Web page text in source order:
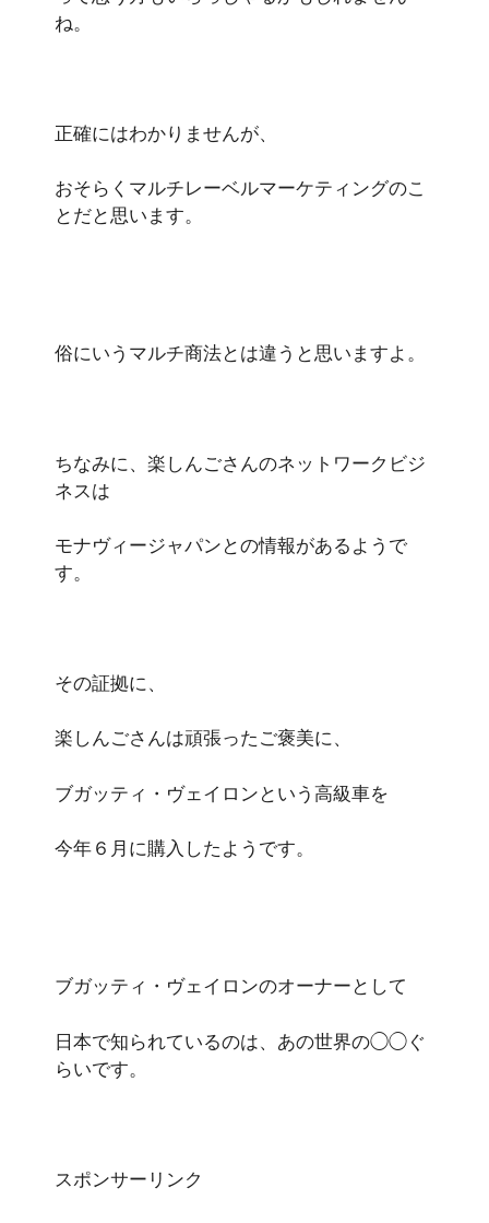
ね。
正確にはわかりませんが、
おそらくマルチレーベルマーケティングのこ
とだと思います。
俗にいうマルチ商法とは違うと思いますよ。
ちなみに、楽しんごさんのネットワークビジ
ネスは
モナヴィージャパンとの情報があるようで
す。
その証拠に、
楽しんごさんは頑張ったご褒美に、
ブガッティ・ヴェイロンという高級車を
今年６月に購入したようです。
ブガッティ・ヴェイロンのオーナーとして
日本で知られているのは、あの世界の◯◯ぐ
らいです。
スポンサーリンク